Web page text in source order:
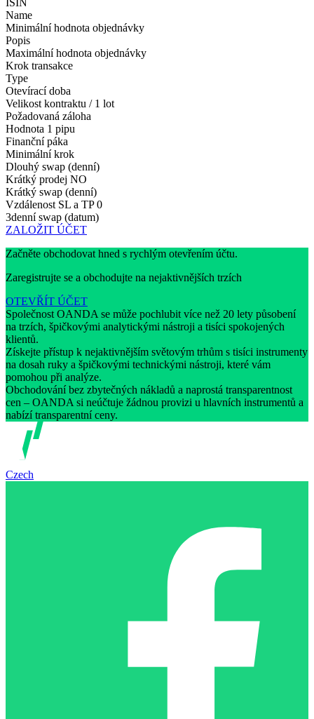
ISIN
Name
Minimální hodnota objednávky
Popis
Maximální hodnota objednávky
Krok transakce
Type
Otevírací doba
Velikost kontraktu / 1 lot
Požadovaná záloha
Hodnota 1 pipu
Finanční páka
Minimální krok
Dlouhý swap (denní)
Krátký prodej NO
Krátký swap (denní)
Vzdálenost SL a TP 0
3denní swap (datum)
ZALOŽIT ÚČET
Začněte obchodovat hned s rychlým otevřením účtu.
Zaregistrujte se a obchodujte na nejaktivnějších trzích
OTEVŘÍT ÚČET
Společnost OANDA se může pochlubit více než 20 lety působení
na trzích, špičkovými analytickými nástroji a tisíci spokojených
klientů.
Získejte přístup k nejaktivnějším světovým trhům s tisíci instrumenty
na dosah ruky a špičkovými technickými nástroji, které vám
pomohou při analýze.
Obchodování bez zbytečných nákladů a naprostá transparentnost
cen – OANDA si neúčtuje žádnou provizi u hlavních instrumentů a
nabízí transparentní ceny.
Czech